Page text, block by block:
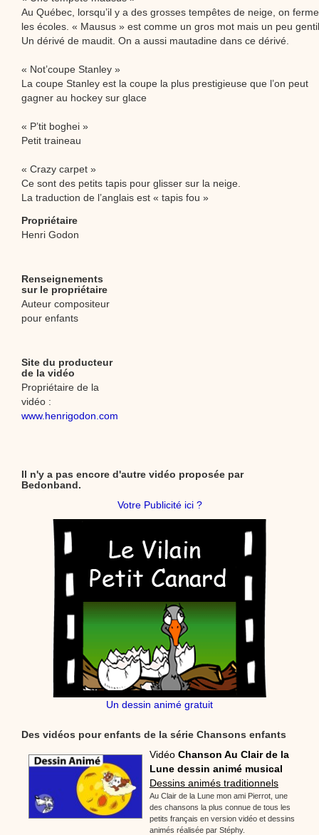
Au Québec, lorsqu’il y a des grosses tempêtes de neige, on ferme
les écoles. « Mausus » est comme un gros mot mais un peu
Un dérivé de maudit. On a aussi mautadine dans ce dérivé.
« Not’coupe Stanley »
La coupe Stanley est la coupe la plus prestigieuse que l’on peut
gagner au hockey sur glace
« P’tit boghei »
Petit traineau
« Crazy carpet »
Ce sont des petits tapis pour glisser sur la neige.
La traduction de l’anglais est « tapis fou »
Propriétaire
Henri Godon
Renseignements
sur le propriétaire
Auteur compositeur
pour enfants
Site du producteur
de la vidéo
Propriétaire de la
vidéo :
www.henrigodon.com
Il n'y a pas encore d'autre vidéo proposée par
Bedonband.
Votre Publicité ici ?
Un dessin animé gratuit
Des vidéos pour enfants de la série Chansons enfants
Vidéo Chanson Au Clair de la
Lune dessin animé musical
Dessins animés traditionnels
Au Clair de la Lune mon ami Pierrot, une
des chansons la plus connue de tous les
petits français en version vidéo et dessins
animés réalisée par Stéphy.